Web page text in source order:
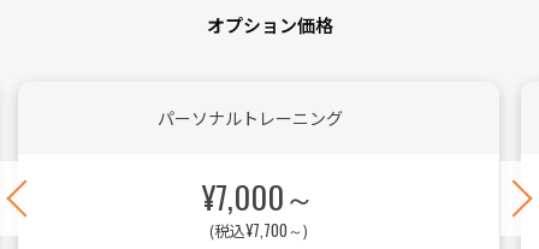
オプション価格
パーソナルトレーニング
¥7,000～
(税込¥7,700～)